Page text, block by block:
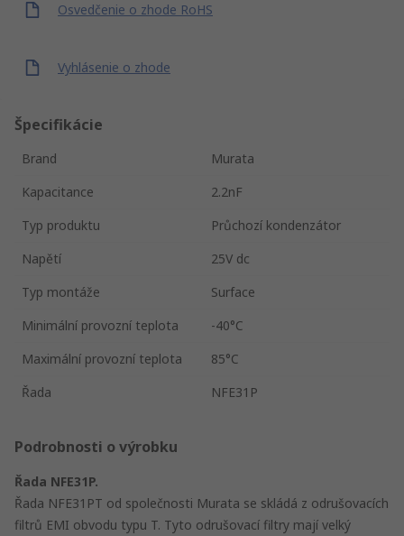
Osvedčenie o zhode RoHS
Vyhlásenie o zhode
Špecifikácie
Brand
Murata
Kapacitance
2.2nF
Typ produktu
Průchozí kondenzátor
Napětí
25V dc
Typ montáže
Surface
Minimální provozní teplota
-40°C
Maximální provozní teplota
85°C
Řada
NFE31P
Podrobnosti o výrobku
Řada NFE31P.
Řada NFE31PT od společnosti Murata se skládá z odrušovacích
filtrů EMI obvodu typu T. Tyto odrušovací filtry mají velký